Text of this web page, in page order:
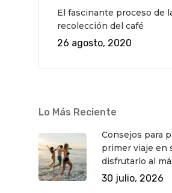
El fascinante proceso de
recolección del café
26 agosto, 2020
Lo Más Reciente
Consejos para
primer viaje en
disfrutarlo al
30 julio, 2026